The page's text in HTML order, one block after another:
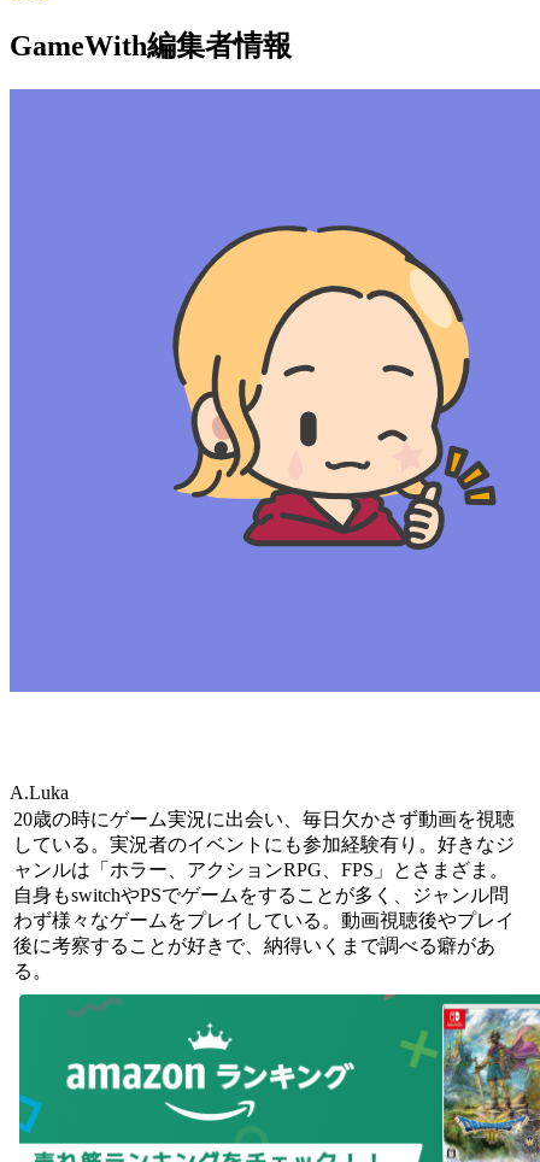
GameWith編集者情報
A.Luka
20歳の時にゲーム実況に出会い、毎日欠かさず動画を視聴
している。実況者のイベントにも参加経験有り。好きなジ
ャンルは「ホラー、アクションRPG、FPS」とさまざま。
自身もswitchやPSでゲームをすることが多く、ジャンル問
わず様々なゲームをプレイしている。動画視聴後やプレイ
後に考察することが好きで、納得いくまで調べる癖があ
る。